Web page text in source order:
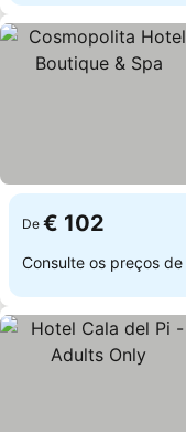
De € 102
Consulte os preços de